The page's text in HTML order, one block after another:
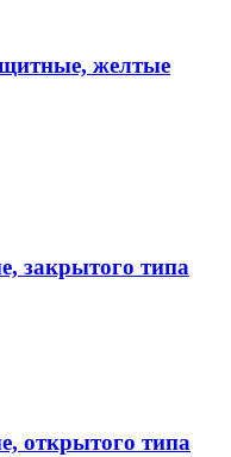
желтые
закрытого типа
открытого типа